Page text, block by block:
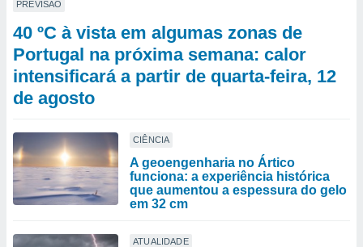
PREVISÃO
40 ºC à vista em algumas zonas de
Portugal na próxima semana: calor
intensificará a partir de quarta-feira, 12
de agosto
CIÊNCIA
A geoengenharia no Ártico
funciona: a experiência histórica
que aumentou a espessura do gelo
em 32 cm
ATUALIDADE